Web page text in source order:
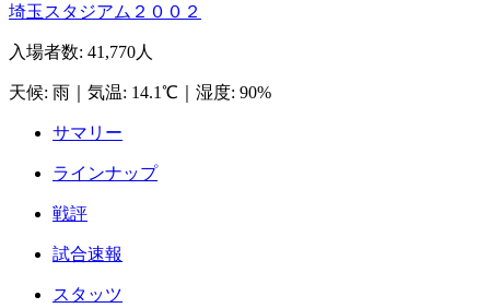
埼玉スタジアム２００２
入場者数: 41,770人
天候: 雨 気温: 14.1℃ 湿度: 90%
サマリー
ラインナップ
戦評
試合速報
スタッツ